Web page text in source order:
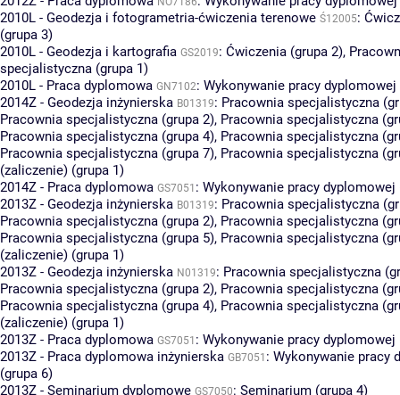
2010L - Geodezja i fotogrametria-ćwiczenia terenowe Ś12005:
(grupa 3)
2010L - Geodezja i kartografia GS2019: Ćwiczenia (grupa 2),
specjalistyczna (grupa 1)
2010L - Praca dyplomowa GN7102: Wykonywanie pracy dyplomowej
2014Z - Geodezja inżynierska B01319: Pracownia specjalistyczna
Pracownia specjalistyczna (grupa 2), Pracownia specjalistyczna
Pracownia specjalistyczna (grupa 4), Pracownia specjalistyczna
Pracownia specjalistyczna (grupa 7), Pracownia specjalistyczna
(zaliczenie) (grupa 1)
2014Z - Praca dyplomowa GS7051 : Wykonywanie pracy dyplomowej
2013Z - Geodezja inżynierska B01319: Pracownia specjalistyczna
Pracownia specjalistyczna (grupa 2), Pracownia specjalistyczna
Pracownia specjalistyczna (grupa 5), Pracownia specjalistyczna
(zaliczenie) (grupa 1)
2013Z - Geodezja inżynierska N01319: Pracownia specjalistyczna
Pracownia specjalistyczna (grupa 2), Pracownia specjalistyczna
Pracownia specjalistyczna (grupa 4), Pracownia specjalistyczna
(zaliczenie) (grupa 1)
2013Z - Praca dyplomowa GS7051 : Wykonywanie pracy dyplomowej
2013Z - Praca dyplomowa inżynierska GB7051 : Wykonywanie pracy
(grupa 6)
2013Z - Seminarium dyplomowe GS7050: Seminarium (grupa 4)